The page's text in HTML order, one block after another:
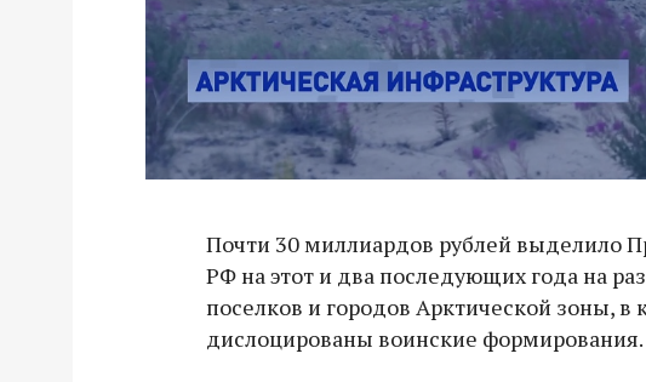
Почти 30 миллиардов рублей выделило
РФ на этот и два последующих года на
поселков и городов Арктической зоны, в
дислоцированы воинские формирования.